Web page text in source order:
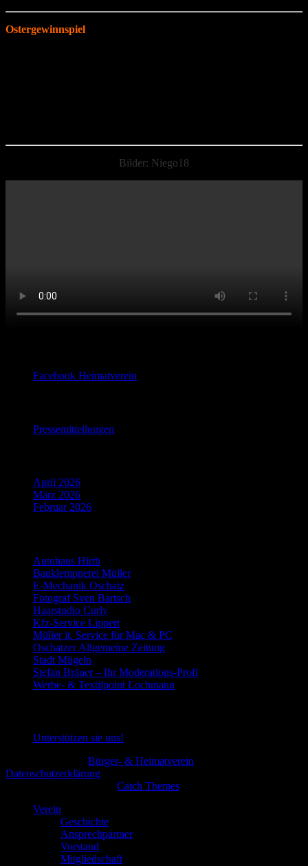
Ostergewinnspiel
Bilder: Niego18
Facebook Heimatverein
Pressemitteilungen
April 2026
März 2026
Februar 2026
Autohaus Hirth
Bauklempnerei Müller
E-Mechanik Oschatz
Fotograf Sven Bartsch
Haarstudio Curly
Kfz-Service Lippert
Müller it. Service für Mac & PC
Oschatzer Allgemeine Zeitung
Stadt Mügeln
Stefan Bräuer – Ihr Moderations-Profi
Werbe- & Textilpoint Lochmann
Unterstützen sie uns!
Bürger- & Heimatverein
Datenschutzerklärung
Catch Themes
Verein
Geschichte
Ansprechpartner
Vorstand
Mitgliedschaft